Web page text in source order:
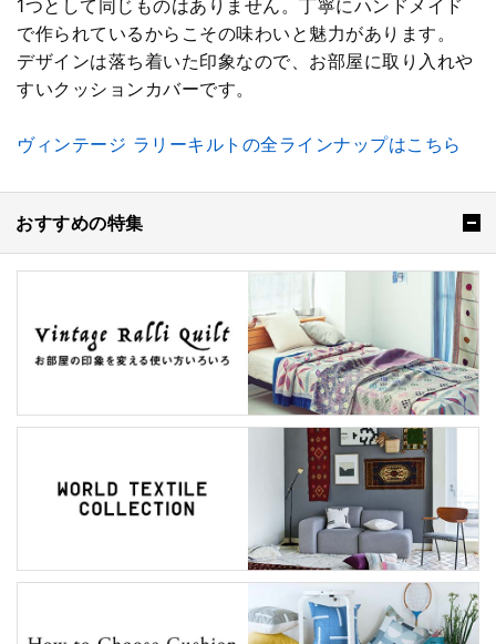
1つとして同じものはありません。丁寧にハンドメイド
で作られているからこその味わいと魅力があります。
デザインは落ち着いた印象なので、お部屋に取り入れや
すいクッションカバーです。
ヴィンテージ ラリーキルトの全ラインナップはこちら
おすすめの特集